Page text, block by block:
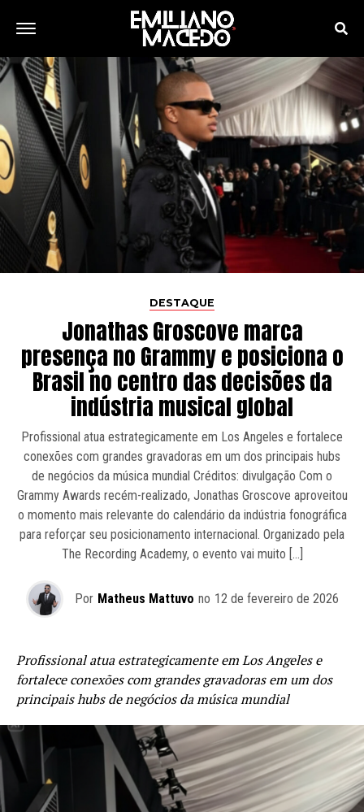
DESTAQUE
Jonathas Groscove marca
presença no Grammy e posiciona o
Brasil no centro das decisões da
indústria musical global
Profissional atua estrategicamente em Los Angeles e fortalece
conexões com grandes gravadoras em um dos principais hubs
de negócios da música mundial Créditos: divulgação Com o
Grammy Awards recém-realizado, Jonathas Groscove aproveitou
o momento mais relevante do calendário da indústria fonográfica
para reforçar seu posicionamento internacional. Organizado pela
The Recording Academy, o evento vai muito […]
Por Matheus Mattuvo no 12 de fevereiro de 2026
Profissional atua estrategicamente em Los Angeles e
fortalece conexões com grandes gravadoras em um dos
principais hubs de negócios da música mundial